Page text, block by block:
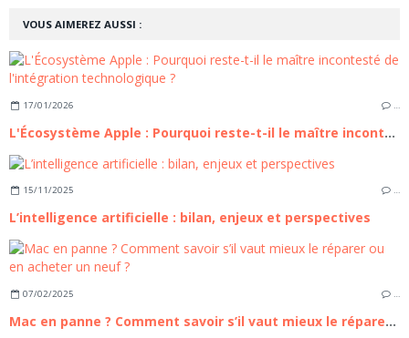
VOUS AIMEREZ AUSSI :
17/01/2026 …
L'Écosystème Apple : Pourquoi reste-t-il le maître incontesté de l'intégration technologique ?
15/11/2025 …
L’intelligence artificielle : bilan, enjeux et perspectives
07/02/2025 …
Mac en panne ? Comment savoir s’il vaut mieux le réparer ou en acheter un neuf ?